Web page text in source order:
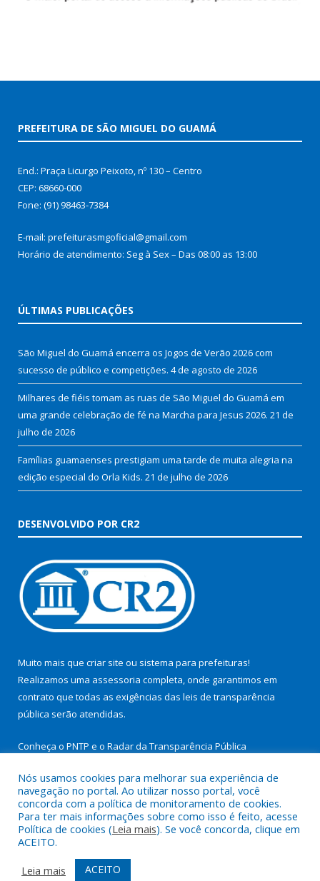
PREFEITURA DE SÃO MIGUEL DO GUAMÁ
End.: Praça Licurgo Peixoto, nº 130 – Centro
CEP: 68660-000
Fone: (91) 98463-7384
E-mail: prefeiturasmgoficial@gmail.com
Horário de atendimento: Seg à Sex – Das 08:00 as 13:00
ÚLTIMAS PUBLICAÇÕES
São Miguel do Guamá encerra os Jogos de Verão 2026 com
sucesso de público e competições. 4 de agosto de 2026
Milhares de fiéis tomam as ruas de São Miguel do Guamá em
uma grande celebração de fé na Marcha para Jesus 2026. 21 de
julho de 2026
Famílias guamaenses prestigiam uma tarde de muita alegria na
edição especial do Orla Kids. 21 de julho de 2026
DESENVOLVIDO POR CR2
Muito mais que criar site ou sistema para prefeituras!
Realizamos uma assessoria completa, onde garantimos em
contrato que todas as exigências das leis de transparência
pública serão atendidas.
Conheça o PNTP e o Radar da Transparência Pública
Todos os direitos reservados a Prefeitura Municipal de São
Miguel do Guamá.
Mapa do Site
Acessar Área Administrativa
Nós usamos cookies para melhorar sua experiência de
navegação no portal. Ao utilizar nosso portal, você
concorda com a política de monitoramento de cookies.
Para ter mais informações sobre como isso é feito, acesse
Política de cookies (Leia mais). Se você concorda, clique em
ACEITO.
Leia mais
ACEITO